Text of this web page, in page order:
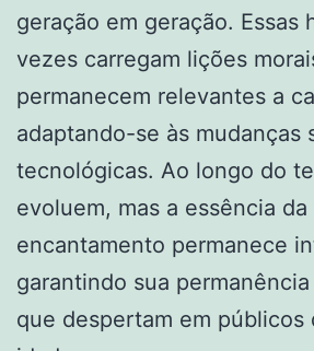
geração em geração. Essas
vezes carregam lições
permanecem relevantes a
adaptando-se às mudanças
tecnológicas. Ao longo do
evoluem, mas a essência
encantamento permanece
garantindo sua
que despertam em públicos